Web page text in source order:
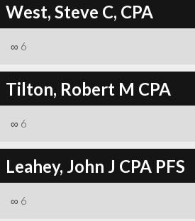
West, Steve C, CPA
∞ 6
Tilton, Robert M CPA
∞ 6
Leahey, John J CPA PFS
∞ 6